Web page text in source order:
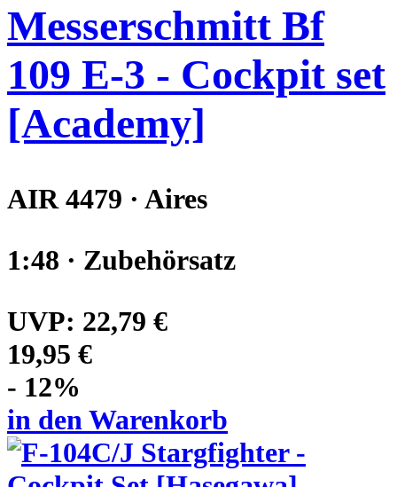
Messerschmitt Bf
109 E-3 - Cockpit set
[Academy]
AIR 4479 · Aires
1:48 · Zubehörsatz
UVP: 22,79 €
19,95 €
- 12%
in den Warenkorb